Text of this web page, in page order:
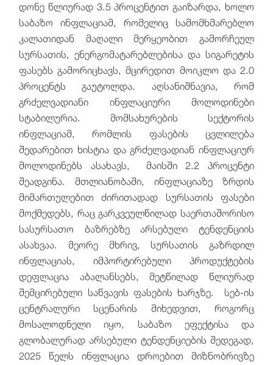
დონე წლიურად 3.5 პროცენტით გაიზარდა, ხოლო
საბაზო ინფლაციამ, რომელიც სამომხმარებლო
კალათიდან მაღალი მერყეობით გამორჩეულ
სურსათის, ენერგომატარებლებისა და სიგარეტის
ფასებს გამორიცხავს, მცირედით მოიკლო და 2.0
პროცენტს გაუტოლდა. აღსანიშნავია, რომ
გრძელვადიანი ინფლაციური მოლოდინები
სტაბილურია. მომსახურების სექტორის
ინფლაციამ, რომლის ფასების ცვლილება
შედარებით ხისტია და გრძელვადიან ინფლაციურ
მოლოდინებს ასახავს, მაისში 2.2 პროცენტი
შეადგინა. მთლიანობაში, ინფლაციაზე ზრდის
მიმართულებით ძირითადად სურსათის ფასები
მოქმედებს, რაც გარკვეულწილად საერთაშორისო
სასურსათო ბაზრებზე არსებული ტენდენციის
ასახვაა. მეორე მხრივ, სურსათის გაზრდილ
ინფლაციას, იმპორტირებული პროდუქტების
დეფლაცია აბალანსებს, მეტწილად წლიურად
შემცირებული საწვავის ფასების ხარჯზე. სებ-ის
ცენტრალური სცენარის მიხედვით, როგორც
მოსალოდნელი იყო, საბაზო ეფექტისა და
გლობალურად არსებული ტენდენციების შედეგად,
2025 წელს ინფლაცია დროებით მიზნობრივზე